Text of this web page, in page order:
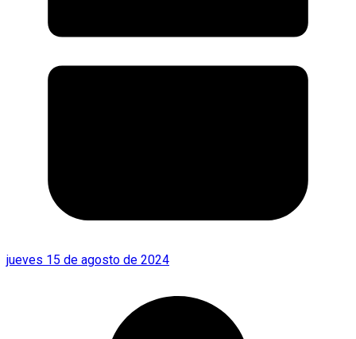
jueves 15 de agosto de 2024